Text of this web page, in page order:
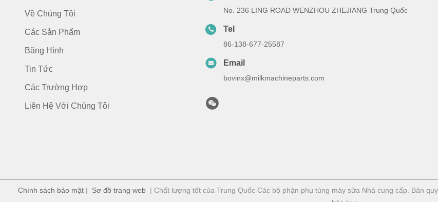
Về Chúng Tôi
Các Sản Phẩm
Băng Hình
Tin Tức
Các Trường Hợp
Liên Hệ Với Chúng Tôi
No. 236 LING ROAD WENZHOU ZHEJIANG Trung Quốc
Tel
86-138-677-25587
Email
bovinx@milkmachineparts.com
Chính sách bảo mật | Sơ đồ trang web | Chất lượng tốt của Trung Quốc Các bộ phận phụ tùng máy sữa Nhà cung cấp. Bản